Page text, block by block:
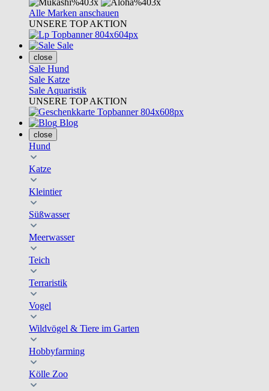
Alle Marken anschauen
UNSERE TOP AKTION
Sale
close
Sale Hund
Sale Katze
Sale Aquaristik
UNSERE TOP AKTION
Blog
close
Hund
Katze
Kleintier
Süßwasser
Meerwasser
Teich
Terraristik
Vogel
Wildvögel & Tiere im Garten
Hobbyfarming
Kölle Zoo